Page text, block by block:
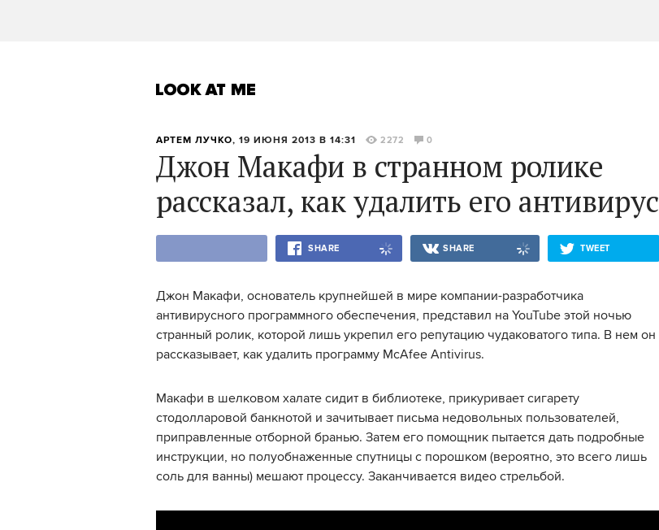
АРТЕМ ЛУЧКО, 19 ИЮНЯ 2013 В 14:31 2272 0
Джон Макафи в странном ролике
рассказал, как удалить его антивирус
SHARE SHARE TWEET
Джон Макафи, основатель крупнейшей в мире компании-разработчика
антивирусного программного обеспечения, представил на YouTube этой ночью
странный ролик, которой лишь укрепил его репутацию чудаковатого типа. В нем он
рассказывает, как удалить программу McAfee Antivirus.
Макафи в шелковом халате сидит в библиотеке, прикуривает сигарету
стодолларовой банкнотой и зачитывает письма недовольных пользователей,
приправленные отборной бранью. Затем его помощник пытается дать подробные
инструкции, но полуобнаженные спутницы с порошком (вероятно, это всего лишь
соль для ванны) мешают процессу. Заканчивается видео стрельбой.